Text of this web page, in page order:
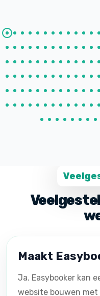
Maakt
Ja. Easybooker kan
website bouwen